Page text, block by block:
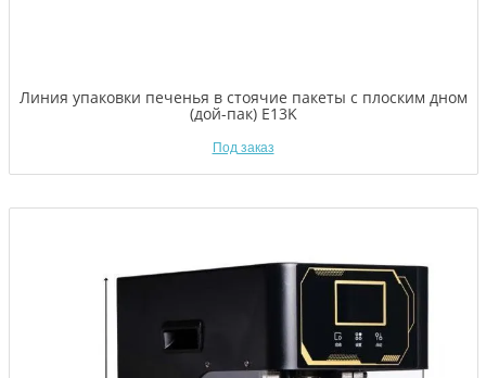
Линия упаковки печенья в стоячие пакеты с плоским дном
(дой-пак) E13K
Под заказ